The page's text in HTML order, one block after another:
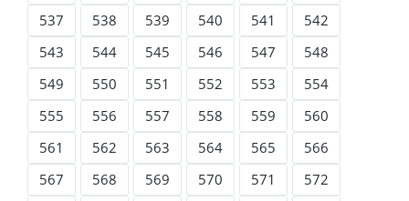
537
538 539 540 541
542
543
544 545 546 547
548
549
550 551 552 553
554
555
556 557 558 559
560
561
562 563 564 565
566
567
568 569 570 571
572